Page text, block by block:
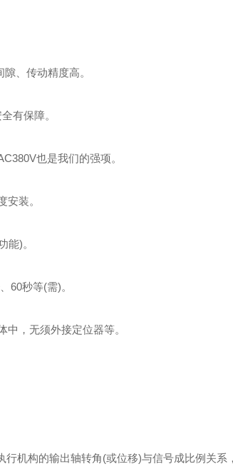
、 传动精度高。
有保障。
也是我们的强项。
安装。
能)。
60秒等(需)。
中，无须外接定位器等。
机构的输出轴转角(或位移)与信号成比例关系，